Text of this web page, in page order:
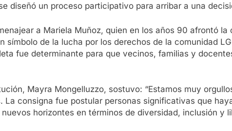
diseñó un proceso participativo para arribar a una
a Mariela Muñoz, quien en los años 90 afrontó
símbolo de la lucha por los derechos de la comunidad
fue determinante para que vecinos, familias y
Mayra Mongelluzzo, sostuvo: “Estamos muy
La consigna fue postular personas significativas que
horizontes en términos de diversidad, inclusión y